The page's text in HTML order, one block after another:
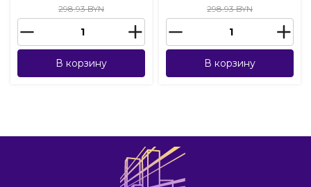
298.93 BYN
В корзину
298.93 BYN
В корзину